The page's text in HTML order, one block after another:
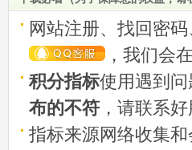
网站注册、找回密
，我们会
积分指标使用遇到
布的不符 ，请联系
指标来源网络收集